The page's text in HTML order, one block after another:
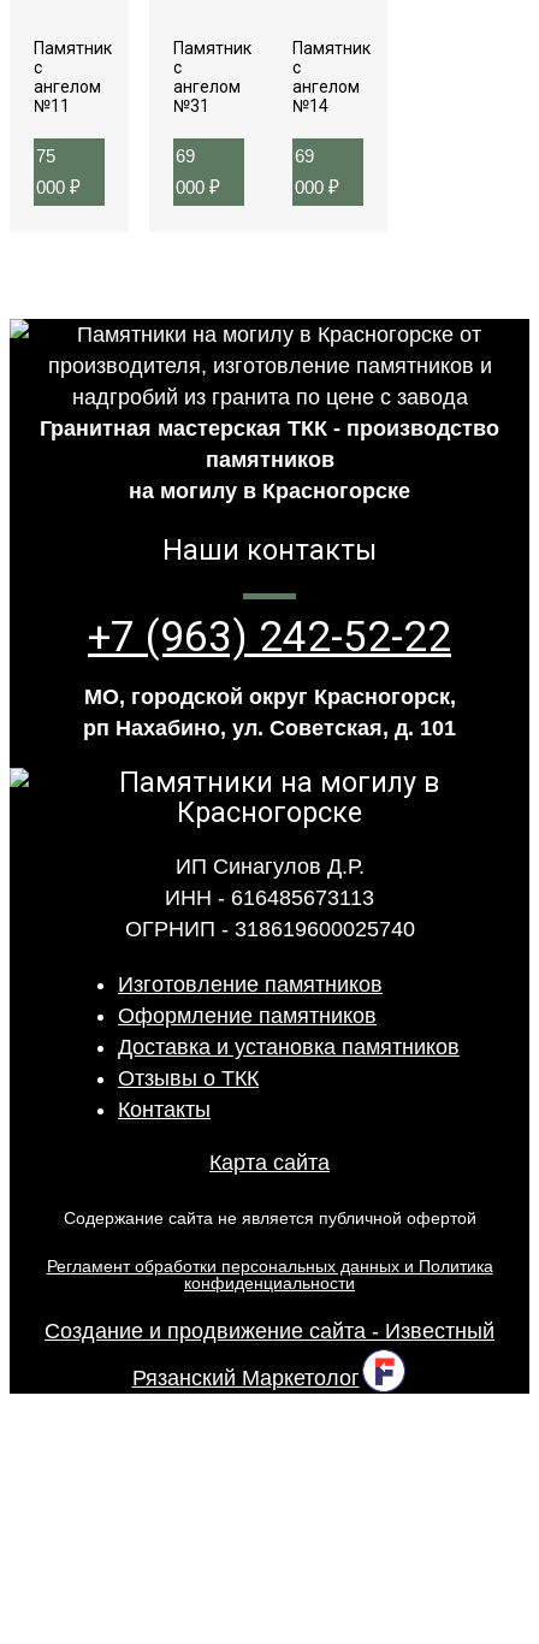
Памятник
с
ангелом
№11
75
000 ₽
Памятник
с
ангелом
№31
69
000 ₽
Памятник
с
ангелом
№14
69
000 ₽
Гранитная мастерская ТКК - производство
памятников
на могилу в Красногорске
Наши контакты
+7 (963) 242-52-22
МО, городской округ Красногорск,
рп Нахабино, ул. Советская, д. 101
ИП Синагулов Д.Р.
ИНН - 616485673113
ОГРНИП - 318619600025740
Изготовление памятников
Оформление памятников
Доставка и установка памятников
Отзывы о ТКК
Контакты
Карта сайта
Содержание сайта не является публичной офертой
Регламент обработки персональных данных и Политика
конфиденциальности
Создание и продвижение сайта - Известный
Рязанский Маркетолог